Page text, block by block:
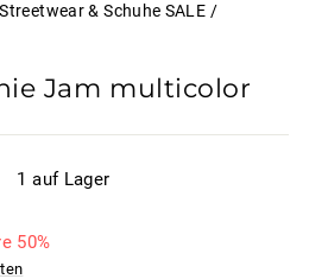
Streetwear & Schuhe SALE /
Jam multicolor
1 auf Lager
50%